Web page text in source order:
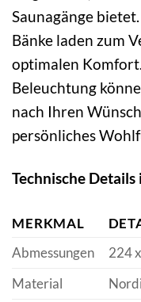
Saunagänge
Bänke laden zum
optimalen
Beleuchtung
nach Ihren
persönliches
Technische
MERKMAL
Abmessungen
224
Material